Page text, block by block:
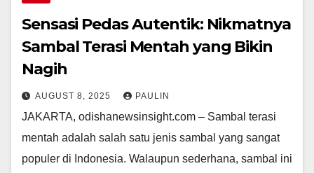
Sensasi Pedas Autentik: Nikmatnya
Sambal Terasi Mentah yang Bikin
Nagih
AUGUST 8, 2025 PAULIN
JAKARTA, odishanewsinsight.com – Sambal terasi
mentah adalah salah satu jenis sambal yang sangat
populer di Indonesia. Walaupun sederhana, sambal ini